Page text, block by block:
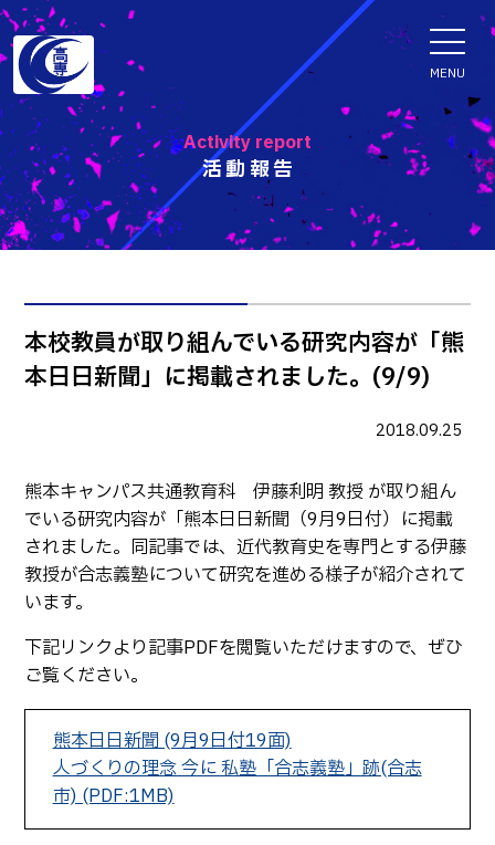
活動報告
Activity report
本校教員が取り組んでいる研究内容が「熊
本日日新聞」に掲載されました。(9/9)
2018.09.25
熊本キャンパス共通教育科 伊藤利明 教授 が取り組ん
でいる研究内容が「熊本日日新聞（9月9日付）に掲載
されました。同記事では、近代教育史を専門とする伊藤
教授が合志義塾について研究を進める様子が紹介されて
います。
下記リンクより記事PDFを閲覧いただけますので、ぜひ
ご覧ください。
熊本日日新聞 (9月9日付19面)
人づくりの理念 今に 私塾「合志義塾」跡(合志
市) (PDF:1MB)
MENU
ENGLISH
学科・専攻科
電子情報学系学科
知能制御情報工学科
情報工学科
融合・複合工学系学科
生物化学システム工学科
基幹教育科
専攻科
生産システム工学専攻
入試情報
入試速報
Webオープンキャンパス
オープンキャンパス等
進学の手引き
入学料および授業料
受験生向け 熊本高専 Q&A
熊本高専が運用するWebサイト・SNS・動画チャネ
ル等
イベント
学校概要
交通アクセス
教員紹介
学生生活
国際交流
活動報告
ご寄付・ネーミングライ
ツ等
キャリア関係
情報セキュリティ